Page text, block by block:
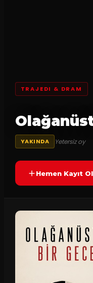
TRAJEDI & DRAM
YAKINDA Yetersiz oy
Hemen Kayıt Ol